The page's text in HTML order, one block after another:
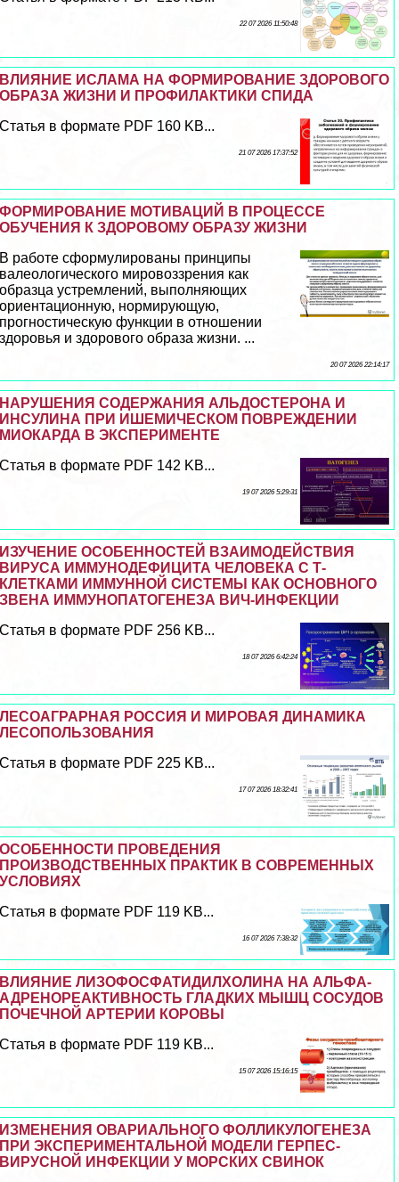
22 07 2026 11:50:48
ВЛИЯНИЕ ИСЛАМА НА ФОРМИРОВАНИЕ ЗДОРОВОГО
ОБРАЗА ЖИЗНИ И ПРОФИЛАКТИКИ СПИДА
Статья в формате PDF 160 KB...
21 07 2026 17:37:52
ФОРМИРОВАНИЕ МОТИВАЦИЙ В ПРОЦЕССЕ
ОБУЧЕНИЯ К ЗДОРОВОМУ ОБРАЗУ ЖИЗНИ
В работе сформулированы принципы
валеологического мировоззрения как
образца устремлений, выполняющих
ориентационную, нормирующую,
прогностическую функции в отношении
здоровья и здорового образа жизни. ...
20 07 2026 22:14:17
НАРУШЕНИЯ СОДЕРЖАНИЯ АЛЬДОСТЕРОНА И
ИНСУЛИНА ПРИ ИШЕМИЧЕСКОМ ПОВРЕЖДЕНИИ
МИОКАРДА В ЭКСПЕРИМЕНТЕ
Статья в формате PDF 142 KB...
19 07 2026 5:29:31
ИЗУЧЕНИЕ ОСОБЕННОСТЕЙ ВЗАИМОДЕЙСТВИЯ
ВИРУСА ИММУНОДЕФИЦИТА ЧЕЛОВЕКА С Т-
КЛЕТКАМИ ИММУННОЙ СИСТЕМЫ КАК ОСНОВНОГО
ЗВЕНА ИММУНОПАТОГЕНЕЗА ВИЧ-ИНФЕКЦИИ
Статья в формате PDF 256 KB...
18 07 2026 6:42:24
ЛЕСОАГРАРНАЯ РОССИЯ И МИРОВАЯ ДИНАМИКА
ЛЕСОПОЛЬЗОВАНИЯ
Статья в формате PDF 225 KB...
17 07 2026 18:32:41
ОСОБЕННОСТИ ПРОВЕДЕНИЯ
ПРОИЗВОДСТВЕННЫХ ПРАКТИК В СОВРЕМЕННЫХ
УСЛОВИЯХ
Статья в формате PDF 119 KB...
16 07 2026 7:38:32
ВЛИЯНИЕ ЛИЗОФОСФАТИДИЛХОЛИНА НА АЛЬФА-
АДРЕНОРЕАКТИВНОСТЬ ГЛАДКИХ МЫШЦ СОСУДОВ
ПОЧЕЧНОЙ АРТЕРИИ КОРОВЫ
Статья в формате PDF 119 KB...
15 07 2026 15:16:15
ИЗМЕНЕНИЯ ОВАРИАЛЬНОГО ФОЛЛИКУЛОГЕНЕЗА
ПРИ ЭКСПЕРИМЕНТАЛЬНОЙ МОДЕЛИ ГЕРПЕС-
ВИРУСНОЙ ИНФЕКЦИИ У МОРСКИХ СВИНОК